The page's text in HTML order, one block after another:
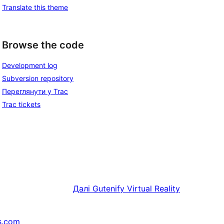
Translate this theme
Browse the code
Development log
Subversion repository
Переглянути у Trac
Trac tickets
Далі Gutenify Virtual Reality